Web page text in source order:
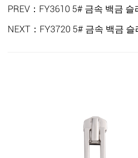
PREV：FY3610 5# 금속 백금 슬
NEXT：FY3720 5# 금속 백금 슬